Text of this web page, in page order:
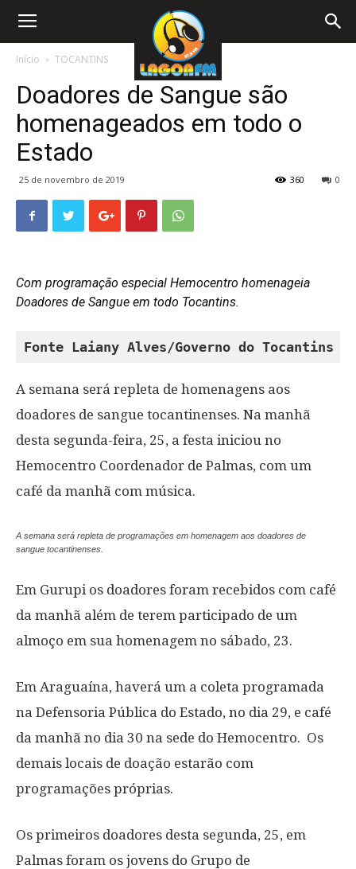
Início TOCANTINS
Doadores de Sangue são
homenageados em todo o
Estado
25 de novembro de 2019 0
360
Com programação especial Hemocentro homenageia
Doadores de Sangue em todo Tocantins.
Fonte Laiany Alves/Governo do Tocantins
A semana será repleta de homenagens aos
doadores de sangue tocantinenses. Na manhã
desta segunda-feira, 25, a festa iniciou no
Hemocentro Coordenador de Palmas, com um
café da manhã com música.
A semana será repleta de programações em homenagem aos doadores de
sangue tocantinenses.
Em Gurupi os doadores foram recebidos com café
da manhã além de terem participado de um
almoço em sua homenagem no sábado, 23.
Em Araguaína, haverá um a coleta programada
na Defensoria Pública do Estado, no dia 29, e café
da manhã no dia 30 na sede do Hemocentro. Os
demais locais de doação estarão com
programações próprias.
Os primeiros doadores desta segunda, 25, em
Palmas foram os jovens do Grupo de